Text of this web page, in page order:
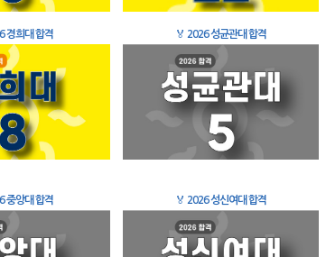
경희대 합격 🏅 2026 성균관대 합격
중앙대 합격 🏅 2026 성신여대 합격